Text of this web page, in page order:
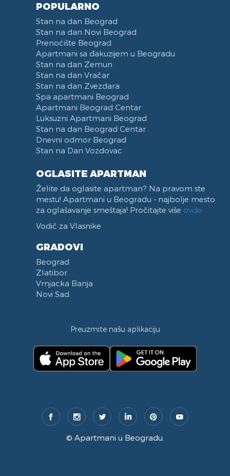
POPULARNO
Stan na dan Beograd
Stan na dan Novi Beograd
Prenoćište Beograd
Apartmani sa đakuzijem u Beogradu
Stan na dan Zemun
Stan na dan Vračar
Stan na dan Zvezdara
Spa apartmani Beograd
Apartmani Beograd Centar
Luksuzni Apartmani Beograd
Stan na dan Beograd Centar
Dnevni odmor Beograd
Stan na Dan Vozdovac
OGLASITE APARTMAN
Želite da oglasite apartman? Na pravom ste
mestu! Apartmani u Beogradu - najbolje mesto
za oglašavanje smeštaja! Pročitajte više ovde
Vodič za Vlasnike
GRADOVI
Beograd
Zlatibor
Vrnjacka Banja
Novi Sad
Preuzmite našu aplikaciju
© Apartmani u Beogradu